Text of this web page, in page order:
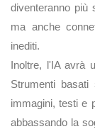
diventeranno più
ma anche
inediti.
Inoltre, l'IA avrà
Strumenti basati
immagini, testi e
abbassando la